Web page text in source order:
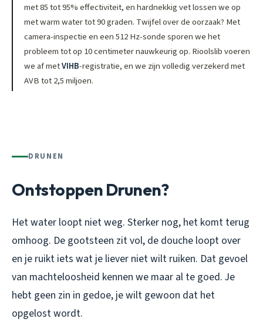
met 85 tot 95% effectiviteit, en hardnekkig vet lossen we op
met warm water tot 90 graden. Twijfel over de oorzaak? Met
camera-inspectie en een 512 Hz-sonde sporen we het
probleem tot op 10 centimeter nauwkeurig op. Rioolslib voeren
we af metVIHB-registratie, en we zijn volledig verzekerd met
AVB tot 2,5 miljoen.
DRUNEN
Ontstoppen Drunen?
Het water loopt niet weg. Sterker nog, het komt terug
omhoog. De gootsteen zit vol, de douche loopt over
en je ruikt iets wat je liever niet wilt ruiken. Dat gevoel
van machteloosheid kennen we maar al te goed. Je
hebt geen zin in gedoe, je wilt gewoon dat het
opgelost wordt.